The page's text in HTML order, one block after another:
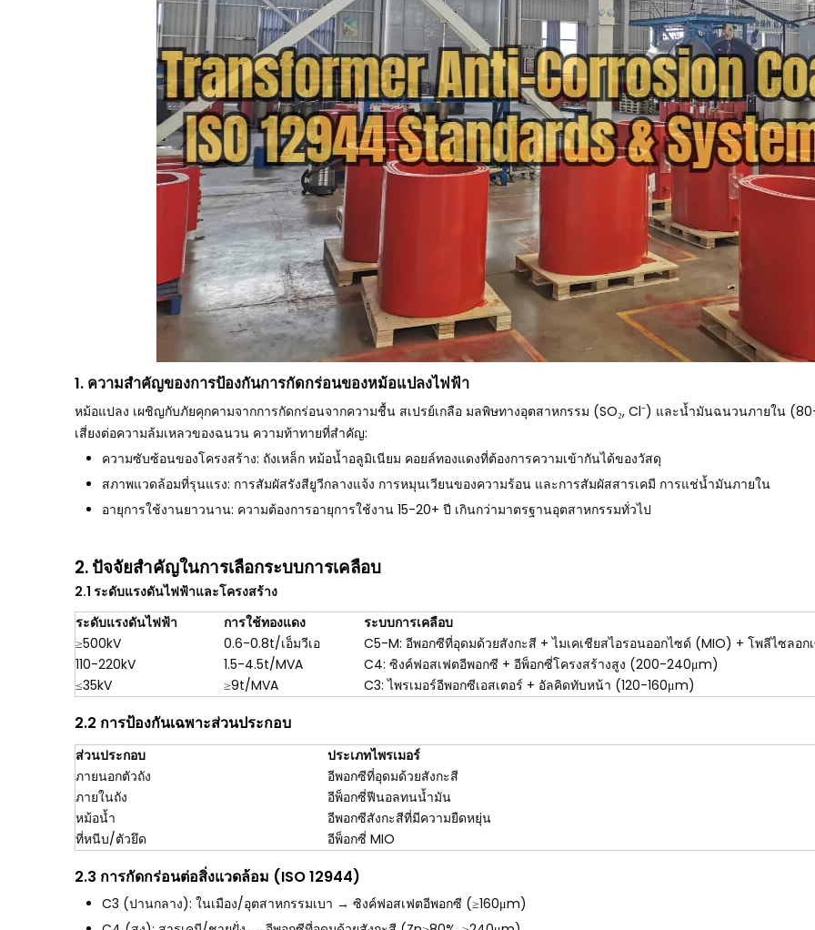
1. ความสำคัญของการป้องกันการกัดกร่อนของหม้อแปลงไฟฟ้า
หม้อแปลง เผชิญกับภัยคุกคามจากการกัดกร่อนจากความชื้น สเปรย์เกลือ มลพิษทางอุตสาหกรรม (SO₂, Cl⁻) และน้ำมันฉนวนภายใน
เสี่ยงต่อความล้มเหลวของฉนวน ความท้าทายที่สำคัญ:
ความซับซ้อนของโครงสร้าง: ถังเหล็ก หม้อน้ำอลูมิเนียม คอยล์ทองแดงที่ต้องการความเข้ากันได้ของวัสดุ
สภาพแวดล้อมที่รุนแรง: การสัมผัสรังสียูวีกลางแจ้ง การหมุนเวียนของความร้อน และการสัมผัสสารเคมี การแช่น้ำมันภายใน
อายุการใช้งานยาวนาน: ความต้องการอายุการใช้งาน 15-20+ ปี เกินกว่ามาตรฐานอุตสาหกรรมทั่วไป
2. ปัจจัยสำคัญในการเลือกระบบการเคลือบ
2.1 ระดับแรงดันไฟฟ้าและโครงสร้าง
ระดับแรงดันไฟฟ้า
การใช้ทองแดง
ระบบการเคลือบ
≥500kV
0.6-0.8t/เอ็มวีเอ
C5-M: อีพอกซีที่อุดมด้วยสังกะสี + ไมเคเชียสไอรอนออกไซด์ (MIO) + โพลีไซลอ
110-220kV
1.5-4.5t/MVA
C4: ซิงค์ฟอสเฟตอีพอกซี + อีพ็อกซี่โครงสร้างสูง (200-240μm)
≤35kV
≥9t/MVA C3: ไพรเมอร์อีพอกซีเอสเตอร์ + อัลคิดทับหน้า (120-160μm)
2.2 การป้องกันเฉพาะส่วนประกอบ
ส่วนประกอบ ประเภทไพรเมอร์
ภายนอกตัวถัง
อีพอกซีที่อุดมด้วยสังกะสี
ภายในถัง
อีพ็อกซี่ฟีนอลทนน้ำมัน
หม้อน้ำ
อีพอกซีสังกะสีที่มีความยืดหยุ่น
ที่หนีบ/ตัวยึด
อีพ็อกซี่ MIO
2.3 การกัดกร่อนต่อสิ่งแวดล้อม (ISO 12944)
C3 (ปานกลาง): ในเมือง/อุตสาหกรรมเบา → ซิงค์ฟอสเฟตอีพอกซี (≥160μm)